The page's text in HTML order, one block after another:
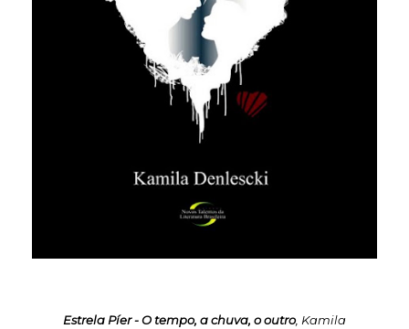
Estrela Píer - O tempo, a chuva, o outro, Kamila